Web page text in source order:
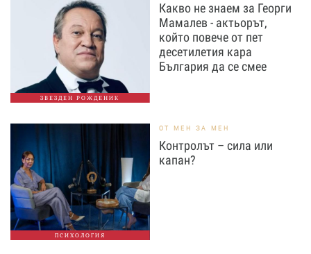
ЗВЕЗДЕН РОЖДЕНИК
Какво не знаем за Георги
Мамалев - актьорът,
който повече от пет
десетилетия кара
България да се смее
ПСИХОЛОГИЯ
ОТ МЕН ЗА МЕН
Контролът – сила или
капан?